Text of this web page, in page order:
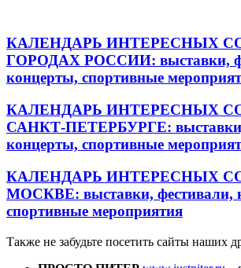
КАЛЕНДАРЬ ИНТЕРЕСНЫХ
ГОРОДАХ РОССИИ: выставки,
концерты, спортивные
КАЛЕНДАРЬ ИНТЕРЕСНЫХ
САНКТ-ПЕТЕРБУРГЕ:
концерты, спортивные
КАЛЕНДАРЬ ИНТЕРЕСНЫХ
МОСКВЕ: выставки, фестивали,
спортивные мероприятия
Также не забудьте посетить сайты наших